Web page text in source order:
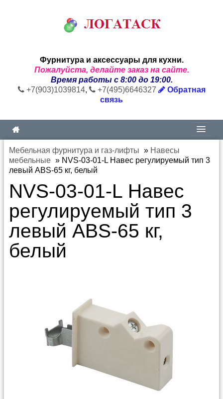
Фурнитура и аксессуары для кухни.
Пожалуйста, делайте заказ на сайте.
Время работы с 8:00 до 19:00.
+7(903)1039814, +7(495)6646327
Обратная
связь
Мебельная фурнитура и газ-лифты » Навесы
мебельные » NVS-03-01-L Навес регулируемый тип 3
левый ABS-65 кг, белый
NVS-03-01-L Навес
регулируемый тип 3
левый ABS-65 кг,
белый